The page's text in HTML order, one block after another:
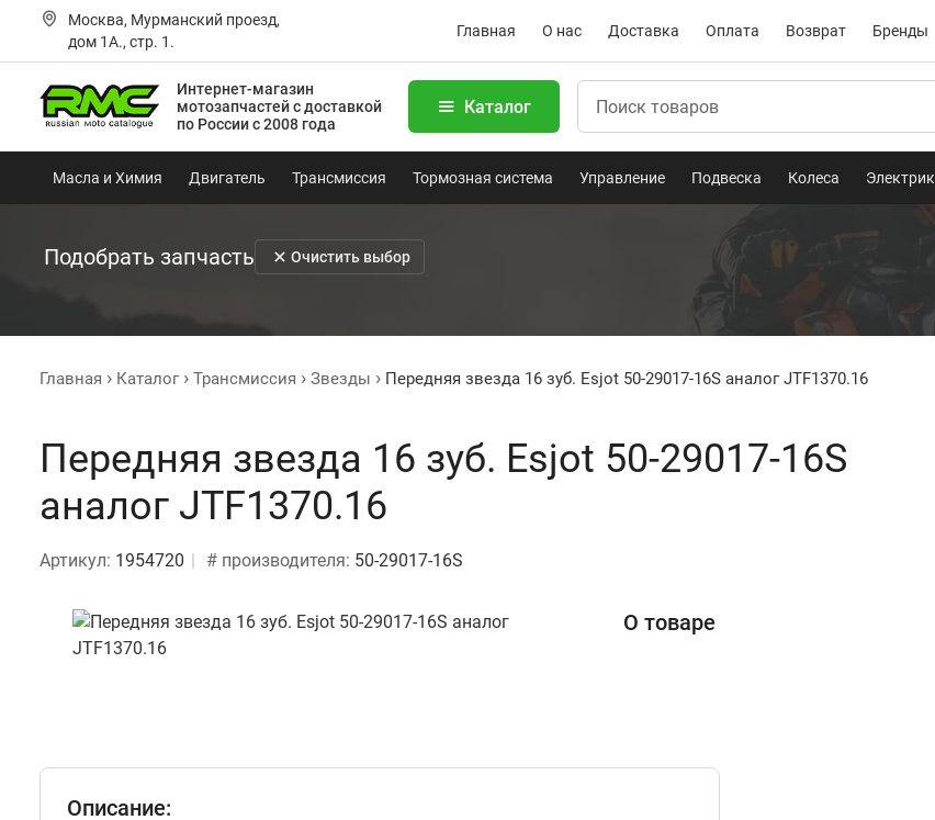
Москва, Мурманский проезд,
дом 1А., стр. 1.
Главная О нас Доставка Оплата Возврат Бренды
Интернет-магазин
мотозапчастейс доставкой
по России с 2008 года
Каталог
Масла и Химия Двигатель Трансмиссия Тормозная система Управление Подвеска Колеса
Подобрать запчасть Очистить выбор
Главная Каталог Трансмиссия Звезды Передняя звезда 16 зуб. Esjot 50-29017-16S аналог JTF1370.16
Передняя звезда 16 зуб. Esjot 50-29017-16S
аналог JTF1370.16
Артикул: 1954720 # производителя: 50-29017-16S
О товаре
Описание: